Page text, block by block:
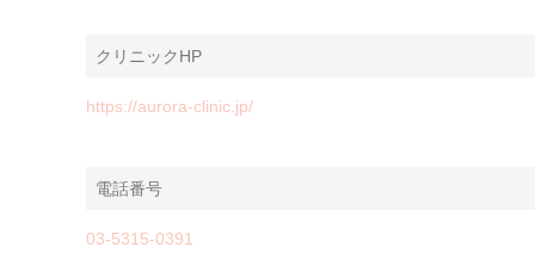
クリニックHP
https://aurora-clinic.jp/
電話番号
03-5315-0391